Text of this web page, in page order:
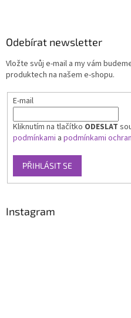
Odebírat newsletter
Vložte svůj e-mail a my vám
produktech na našem e-shopu.
E-mail
Kliknutím na tlačítko ODESLAT
podmínkami a podmínkami
PŘIHLÁSIT SE
Instagram